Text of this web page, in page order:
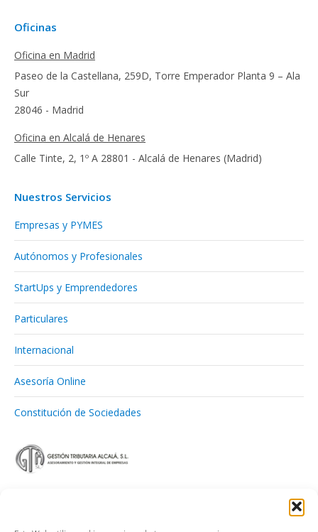
Oficinas
Oficina en Madrid
Paseo de la Castellana, 259D, Torre Emperador Planta 9 – Ala
Sur
28046 - Madrid
Oficina en Alcalá de Henares
Calle Tinte, 2, 1º A 28801 - Alcalá de Henares (Madrid)
Nuestros Servicios
Empresas y PYMES
Autónomos y Profesionales
StartUps y Emprendedores
Particulares
Internacional
Asesoría Online
Constitución de Sociedades